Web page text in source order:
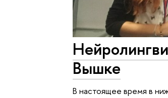
Вышке
В настоящее время в